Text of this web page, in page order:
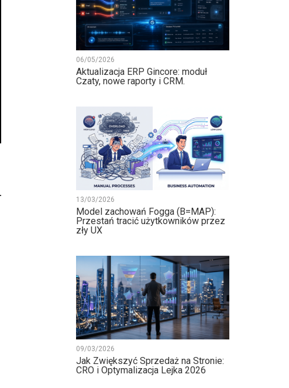
06/05/2026
Aktualizacja ERP Gincore: moduł
Czaty, nowe raporty i CRM.
13/03/2026
Model zachowań Fogga (B=MAP):
Przestań tracić użytkowników przez
zły UX
09/03/2026
Jak Zwiększyć Sprzedaż na Stronie:
CRO i Optymalizacja Lejka 2026